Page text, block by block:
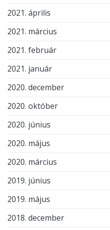
2021. április
2021. március
2021. február
2021. január
2020. december
2020. október
2020. június
2020. május
2020. március
2019. június
2019. május
2018. december